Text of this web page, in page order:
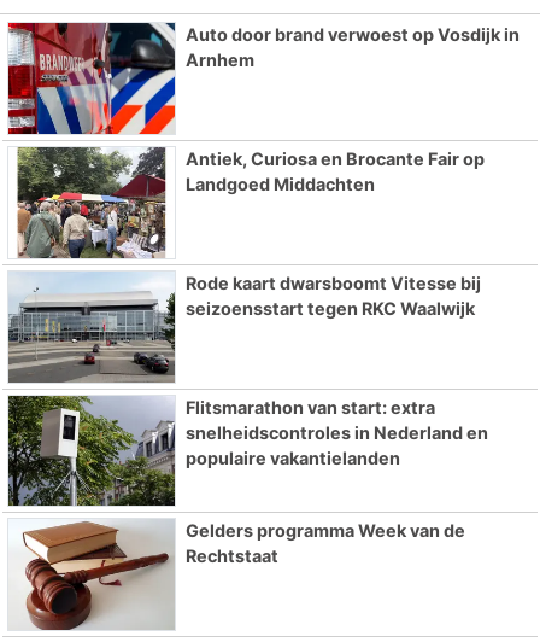
Auto door brand verwoest op Vosdijk in
Arnhem
Antiek, Curiosa en Brocante Fair op
Landgoed Middachten
Rode kaart dwarsboomt Vitesse bij
seizoensstart tegen RKC Waalwijk
Flitsmarathon van start: extra
snelheidscontroles in Nederland en
populaire vakantielanden
Gelders programma Week van de
Rechtstaat